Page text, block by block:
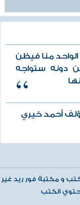
منا فيظن
دونه ستواجه
أحمد خيري
و مكتبة فور ريد غير
الكتب